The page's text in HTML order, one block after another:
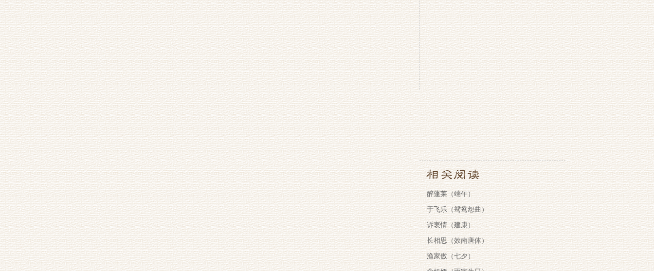
醉蓬莱（端午）
于飞乐（鸳鸯怨曲）
诉衷情（建康）
长相思（效南唐体）
渔家傲（七夕）